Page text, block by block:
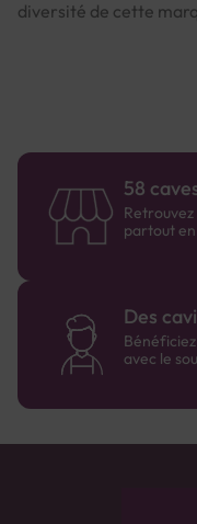
diversité de cette
58
partout
Des
avec le